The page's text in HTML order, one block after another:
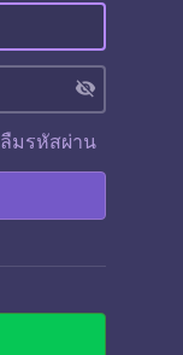
visibility_off
ลืมรหัสผ่าน